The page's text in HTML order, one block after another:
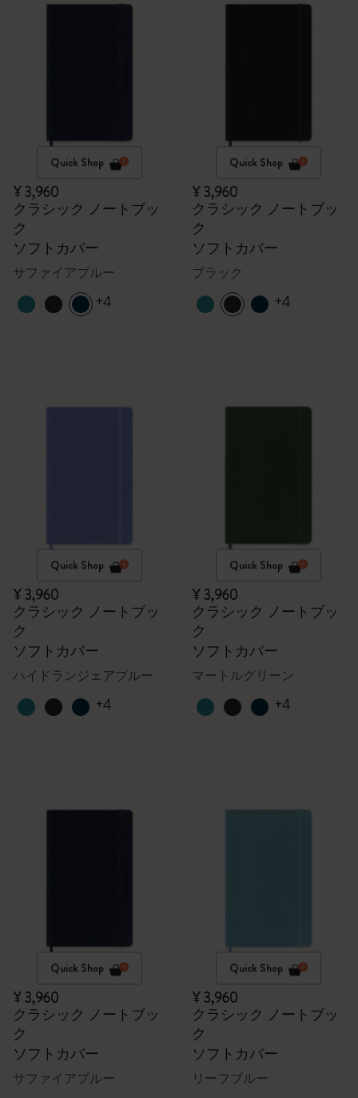
Quick Shop
¥ 3,960
クラシック ノートブッ
ク
ソフトカバー
サファイアブルー
+4
Quick Shop
¥ 3,960
クラシック ノートブッ
ク
ソフトカバー
ブラック
+4
Quick Shop
¥ 3,960
クラシック ノートブッ
ク
ソフトカバー
ハイドランジェアブルー
+4
Quick Shop
¥ 3,960
クラシック ノートブッ
ク
ソフトカバー
マートルグリーン
+4
Quick Shop
¥ 3,960
クラシック ノートブッ
ク
ソフトカバー
サファイアブルー
Quick Shop
¥ 3,960
クラシック ノートブッ
ク
ソフトカバー
リーフブルー